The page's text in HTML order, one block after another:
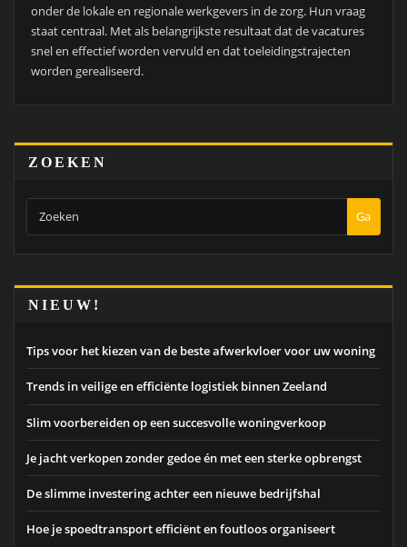
onder de lokale en regionale werkgevers in de zorg. Hun vraag
staat centraal. Met als belangrijkste resultaat dat de vacatures
snel en effectief worden vervuld en dat toeleidingstrajecten
worden gerealiseerd.
ZOEKEN
Ga
NIEUW!
Tips voor het kiezen van de beste afwerkvloer voor uw woning
Trends in veilige en efficiënte logistiek binnen Zeeland
Slim voorbereiden op een succesvolle woningverkoop
Je jacht verkopen zonder gedoe én met een sterke opbrengst
De slimme investering achter een nieuwe bedrijfshal
Hoe je spoedtransport efficiënt en foutloos organiseert